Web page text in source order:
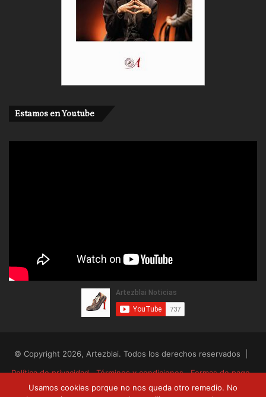
Estamos en Youtube
© Copyright 2026, Artezblai. Todos los derechos reservados |
Política de privacidad
Términos y condiciones
Formas de pago
Envíos y devoluciones
Usamos cookies porque no nos queda otro remedio. No